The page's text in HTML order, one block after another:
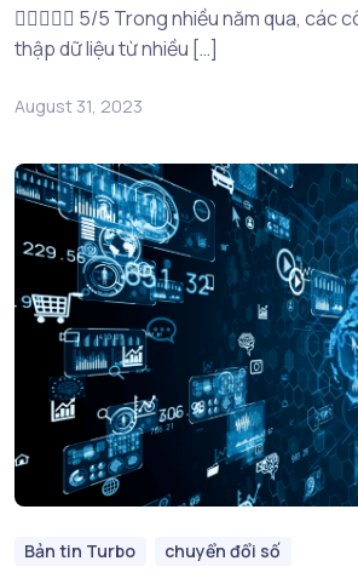
 5/5 Trong nhiều năm qua, các
thập dữ liệu từ nhiều […]
August 31, 2023
Bản tin Turbo chuyển đổi số